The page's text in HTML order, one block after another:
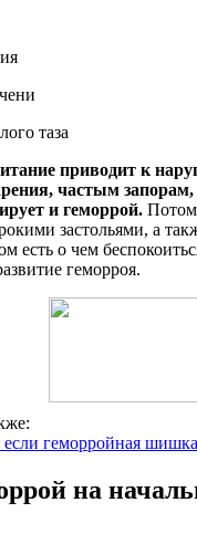
таза
приводит к
частым
и геморрой.
застольями, а
есть о чем
геморроя.
если геморройная
на